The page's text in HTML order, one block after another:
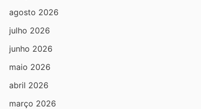
agosto 2026
julho 2026
junho 2026
maio 2026
abril 2026
março 2026